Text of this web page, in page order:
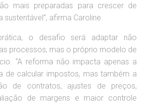
mais preparadas para crescer de
sustentável”, afirma Caroline.
o desafio será adaptar não
processos, mas o próprio modelo de
“A reforma não impacta apenas a
de calcular impostos, mas também a
de contratos, ajustes de preços,
de margens e maior controle